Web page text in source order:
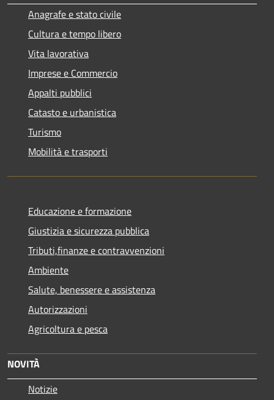
Anagrafe e stato civile
Cultura e tempo libero
Vita lavorativa
Imprese e Commercio
Appalti pubblici
Catasto e urbanistica
Turismo
Mobilità e trasporti
Educazione e formazione
Giustizia e sicurezza pubblica
Tributi,finanze e contravvenzioni
Ambiente
Salute, benessere e assistenza
Autorizzazioni
Agricoltura e pesca
NOVITÀ
Notizie